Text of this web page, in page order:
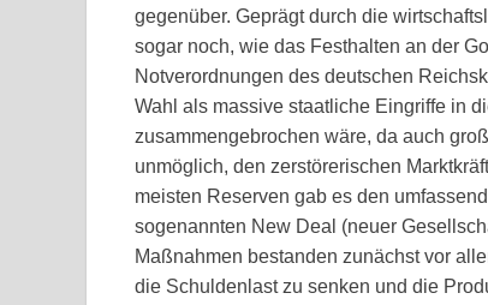
gegenüber. Geprägt durch die
sogar noch, wie das Festhalten an der
Notverordnungen des deutschen
Wahl als massive staatliche Eingriffe in
zusammengebrochen wäre, da auch
unmöglich, den zerstörerischen
meisten Reserven gab es den
sogenannten New Deal (neuer
Maßnahmen bestanden zunächst vor
die Schuldenlast zu senken und die